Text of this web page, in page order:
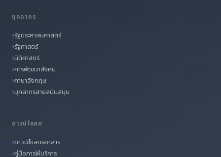
บุคลากร
รัฐประศาสนศาสตร์
รัฐศาสตร์
นิติศาสตร์
การพัฒนาสังคม
ภาษาอังกฤษ
บุคลากรสายสนับสนุน
ดาวน์โหลด
ดาวน์โหลดเอกสาร
คู่มือการให้บริการ